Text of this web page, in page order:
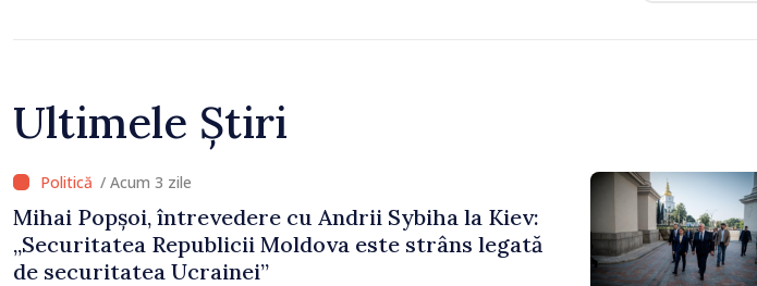
Ultimele Știri
/ Acum 3 zile
Mihai Popșoi, întrevedere cu Andrii Sybiha la Kiev:
„Securitatea Republicii Moldova este strâns legată
de securitatea Ucrainei”